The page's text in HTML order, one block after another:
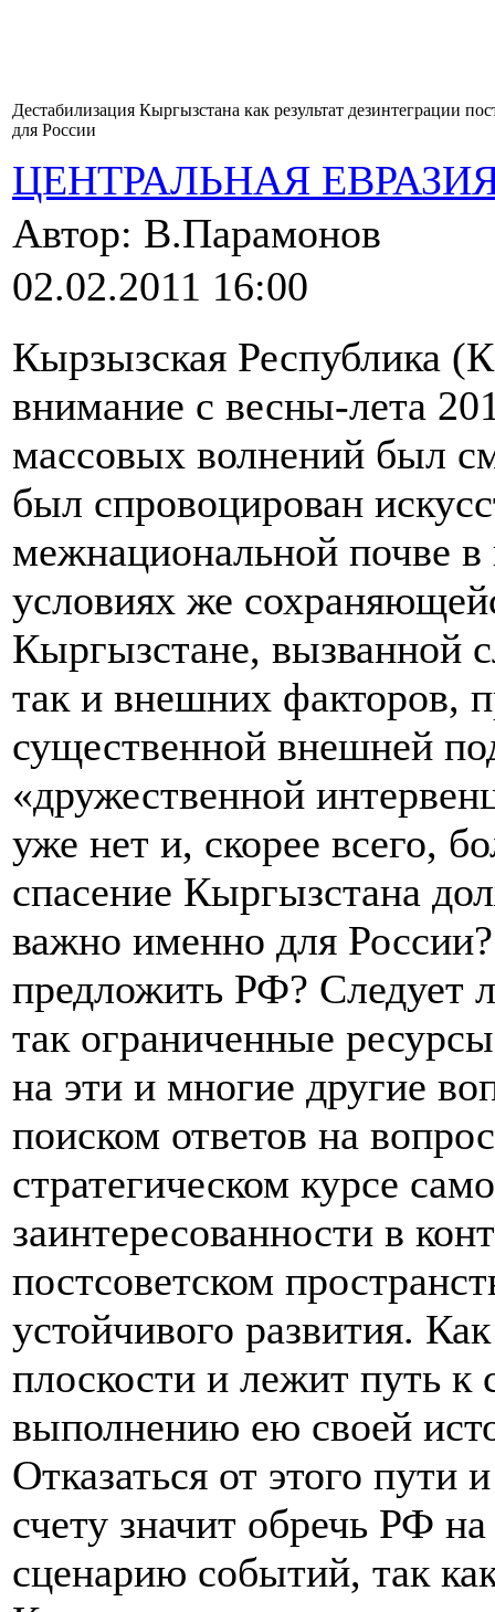
Дестабилизация Кыргызстана как результат дезинтеграции
для России
ЦЕНТРАЛЬНАЯ
Автор: В.Парамонов
02.02.2011 16:00
Кырзызская Республика
внимание с весны-лета
массовых волнений был
был спровоцирован
межнациональной почве
условиях же
Кыргызстане, вызванной
так и внешних факторов,
существенной внешней
«дружественной
уже нет и, скорее всего,
спасение Кыргызстана
важно именно для
предложить РФ? Следует
так ограниченные
на эти и многие другие
поиском ответов на
стратегическом курсе
заинтересованности в
постсоветском
устойчивого развития.
плоскости и лежит путь
выполнению ею своей
Отказаться от этого
счету значит обречь РФ
сценарию событий, так